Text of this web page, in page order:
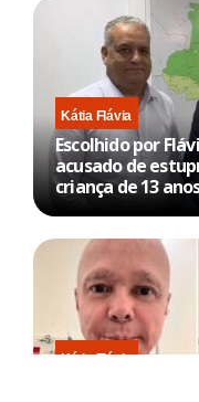
Kátia Flávia
Escolhido por
acusado de
criança de 13
Kátia Flávia